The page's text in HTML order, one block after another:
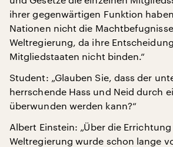
ihrer gegenwärtigen Funktion
Nationen nicht die
Weltregierung, da ihre
Mitgliedstaaten nicht binden.“
Student: „Glauben Sie, dass der
herrschende Hass und Neid durch
überwunden werden kann?“
Albert Einstein: „Über die
Weltregierung wurde schon lange